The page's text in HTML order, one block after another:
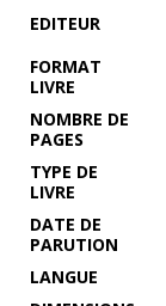
EDITEUR
FORMAT
LIVRE
NOMBRE DE
PAGES
TYPE DE
LIVRE
DATE DE
PARUTION
LANGUE